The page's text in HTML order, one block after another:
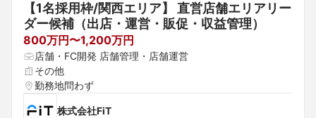
【1名採用枠/関西エリア】 直営店舗エリアリー
ダー候補（出店・運営・販促・収益管理）
800万円〜1,200万円
店舗・FC開発 店舗管理・店舗運営
その他
勤務地問わず
株式会社FiT